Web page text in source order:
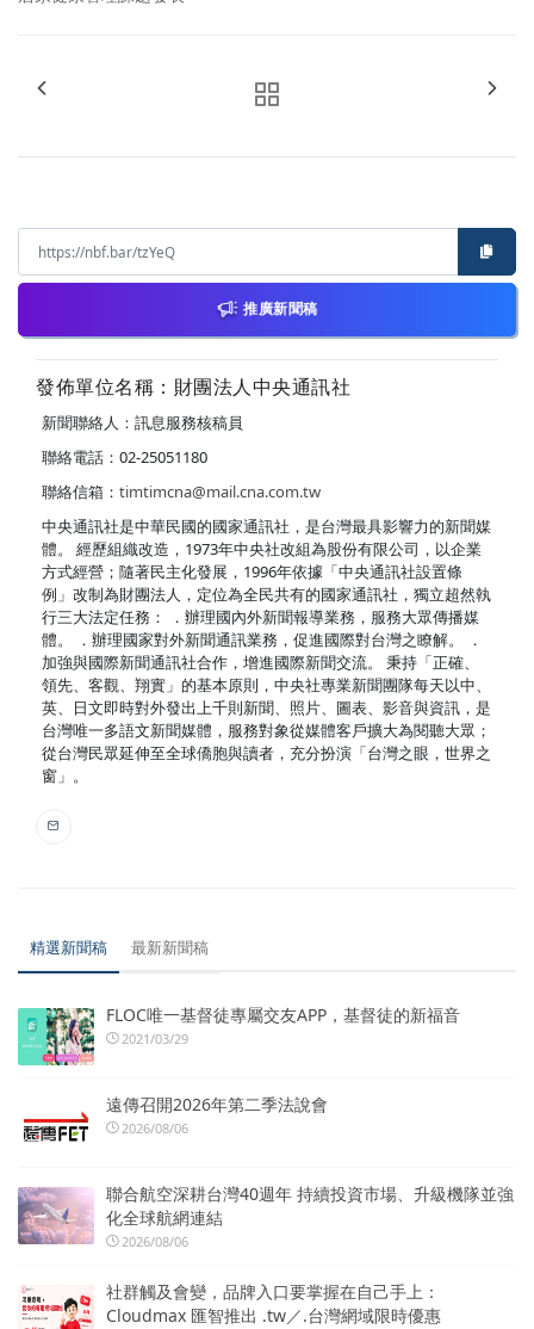
推廣新聞稿
發佈單位名稱：財團法人中央通訊社
新聞聯絡人：訊息服務核稿員
聯絡電話：02-25051180
聯絡信箱： timtimcna@mail.cna.com.tw
中央通訊社是中華民國的國家通訊社，是台灣最具影響力的新聞媒
體。 經歷組織改造，1973年中央社改組為股份有限公司，以企業
方式經營；隨著民主化發展，1996年依據「中央通訊社設置條
例」改制為財團法人，定位為全民共有的國家通訊社，獨立超然執
行三大法定任務： ．辦理國內外新聞報導業務，服務大眾傳播媒
體。 ．辦理國家對外新聞通訊業務，促進國際對台灣之瞭解。 ．
加強與國際新聞通訊社合作，增進國際新聞交流。 秉持「正確、
領先、客觀、翔實」的基本原則，中央社專業新聞團隊每天以中、
英、日文即時對外發出上千則新聞、照片、圖表、影音與資訊，是
台灣唯一多語文新聞媒體，服務對象從媒體客戶擴大為閱聽大眾；
從台灣民眾延伸至全球僑胞與讀者，充分扮演「台灣之眼，世界之
窗」。
精選新聞稿 最新新聞稿
FLOC唯一基督徒專屬交友APP，基督徒的新福音
2021/03/29
遠傳召開2026年第二季法說會
2026/08/06
聯合航空深耕台灣40週年 持續投資市場、升級機隊並強
化全球航網連結
2026/08/06
社群觸及會變，品牌入口要掌握在自己手上：
Cloudmax 匯智推出 .tw／.台灣網域限時優惠